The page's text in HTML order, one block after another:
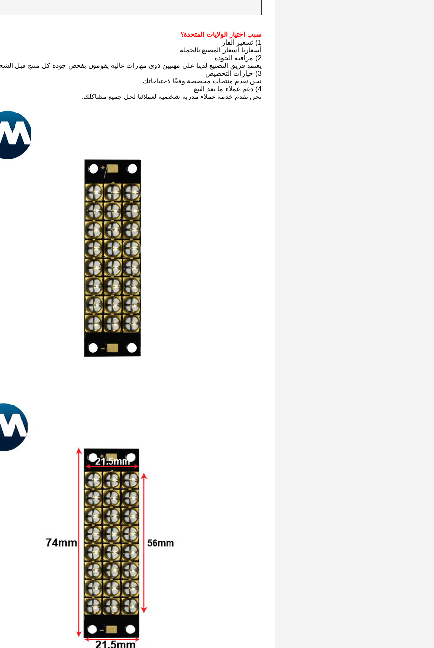
سبب اختيار الولايات المتحدة؟
1) تسعير الفار
أسعارنا أسعار المصنع بالجملة.
2) مراقبة الجودة
يعتمد فريق التصنيع لدينا على مهنيين ذوي مهارات عالية يقومون بفحص جودة كل منتج قبل
3) خيارات التخصيص
نحن نقدم منتجات مخصصة وفقًا لاحتياجاتك.
4) دعم عملاء ما بعد البيع
نحن نقدم خدمة عملاء مدربة شخصية لعملائنا لحل جميع مشاكلك.